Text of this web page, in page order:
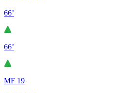
66’
66’
MF 19